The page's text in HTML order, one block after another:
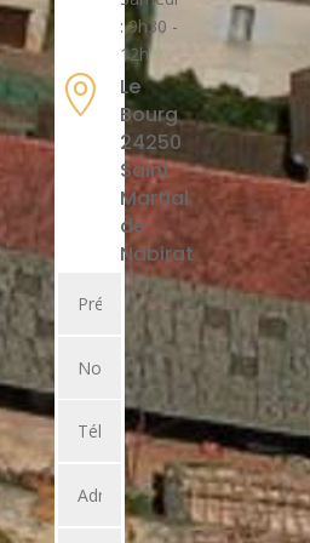
: 9h30 -
12h

Le
Bourg
24250
Saint
Martial
de
Nabirat